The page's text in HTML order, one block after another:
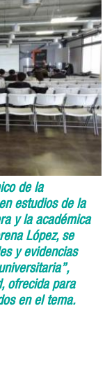
de la
estudios de la
y la académica
López, se
y evidencias
ofrecida para
en el tema.